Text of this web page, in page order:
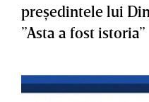
preşedintele lui
”Asta a fost istoria”